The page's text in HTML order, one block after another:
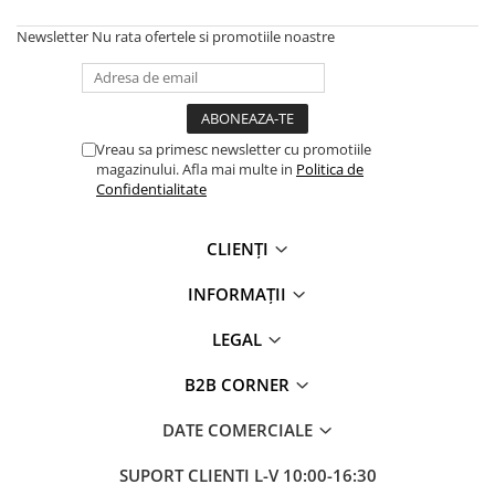
Newsletter Nu rata ofertele si promotiile noastre
Vreau sa primesc newsletter cu promotiile
magazinului. Afla mai multe in Politica de
Confidentialitate
CLIENȚI
INFORMAȚII
LEGAL
B2B CORNER
DATE COMERCIALE
SUPORT CLIENTI L-V 10:00-16:30